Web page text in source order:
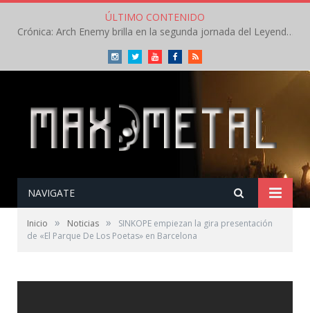
ÚLTIMO CONTENIDO
Crónica: Arch Enemy brilla en la segunda jornada del Leyendas del Rock – Jueves – Agosto 2026
InstagramTwitterYoutubeFacebookRSS
NAVIGATE
Inicio » Noticias »
SINKOPE empiezan la gira presentación
de «El Parque De Los Poetas» en Barcelona